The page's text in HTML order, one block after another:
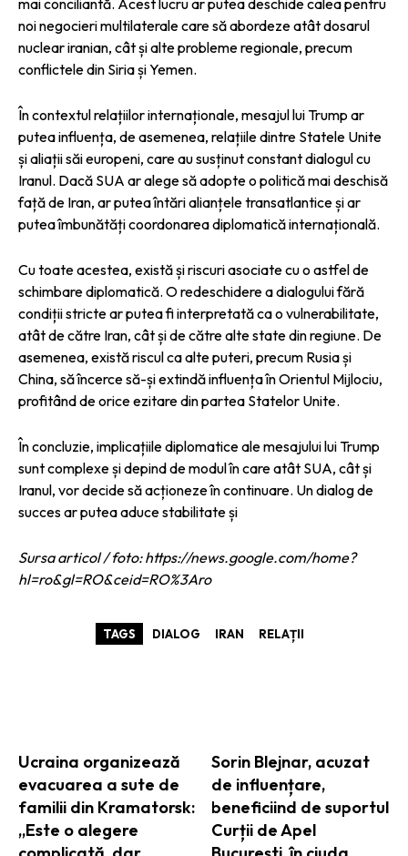
Ucraina organizează
evacuarea a sute de
familii din Kramatorsk:
„Este o alegere
Sorin Blejnar, acuzat
de influențare,
beneficiind de suportul
Curții de Apel
noi negocieri multilaterale care să abordeze atât dosarul
nuclear iranian, cât și alte probleme regionale, precum
conflictele din Siria și Yemen.
În contextul relațiilor internaționale, mesajul lui Trump ar
putea influența, de asemenea, relațiile dintre Statele Unite
și aliații săi europeni, care au susținut constant dialogul cu
Iranul. Dacă SUA ar alege să adopte o politică mai deschisă
față de Iran, ar putea întări alianțele transatlantice și ar
putea îmbunătăți coordonarea diplomatică internațională.
Cu toate acestea, există și riscuri asociate cu o astfel de
schimbare diplomatică. O redeschidere a dialogului fără
condiții stricte ar putea fi interpretată ca o vulnerabilitate,
atât de către Iran, cât și de către alte state din regiune. De
asemenea, există riscul ca alte puteri, precum Rusia și
China, să încerce să-și extindă influența în Orientul Mijlociu,
profitând de orice ezitare din partea Statelor Unite.
În concluzie, implicațiile diplomatice ale mesajului lui Trump
sunt complexe și depind de modul în care atât SUA, cât și
Iranul, vor decide să acționeze în continuare. Un dialog de
succes ar putea aduce stabilitate și
Sursa articol / foto: https://news.google.com/home?
hl=ro&gl=RO&ceid=RO%3Aro
TAGS DIALOG IRAN RELAȚII